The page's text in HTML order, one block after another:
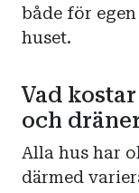
både för
huset.
Vad
och
Alla hus har
därmed